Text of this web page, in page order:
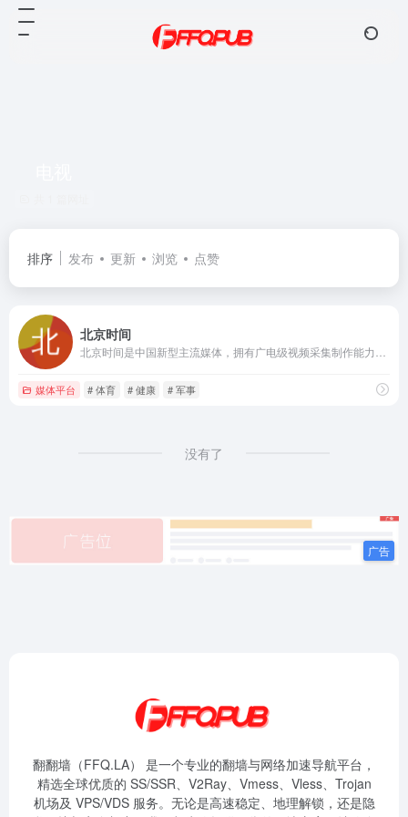
排序 发布 更新 浏览 点赞
北京时间
媒体平台 # 体育 # 健康 # 军事
没有了
翻翻墙（FFQ.LA） 是一个专业的翻墙与网络加速导航平台，
精选全球优质的 SS/SSR、V2Ray、Vmess、Vless、Trojan
机场及 VPS/VDS 服务。无论是高速稳定、地理解锁，还是隐